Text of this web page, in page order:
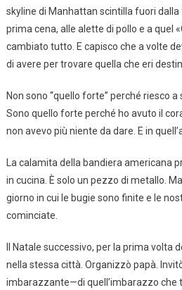
skyline di Manhattan scintilla fuori dalla
prima cena, alle alette di pollo e a quel
cambiato tutto. E capisco che a volte
di avere per trovare quella che eri
Non sono “quello forte” perché riesco a
Sono quello forte perché ho avuto il
non avevo più niente da dare. E in
La calamita della bandiera americana
in cucina. È solo un pezzo di metallo.
giorno in cui le bugie sono finite e le
cominciate.
Il Natale successivo, per la prima volta
nella stessa città. Organizzò papà.
imbarazzante—di quell’imbarazzo che